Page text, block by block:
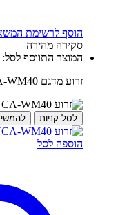
הוסף לרשימת
סקירה מהירה
המוצר התווסף לסל:
זרוע מדגם SNCA-WM40 למצלמת אבטחה PTZ של SONY
לסל קניות
הוספה לסל